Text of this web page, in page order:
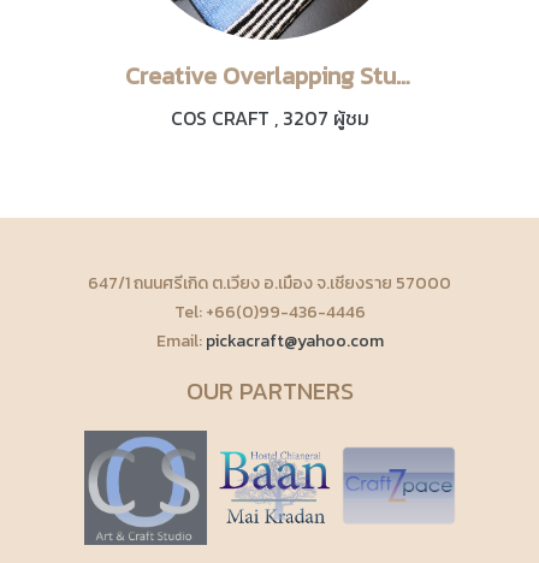
Creative Overlapping Studio | C R A F T
COS CRAFT , 3207 ผู้ชม
647/1 ถนนศรีเกิด ต.เวียง อ.เมือง จ.เชียงราย 57000
Tel: +66(0)99-436-4446
Email:pickacraft@yahoo.com
OUR PARTNERS